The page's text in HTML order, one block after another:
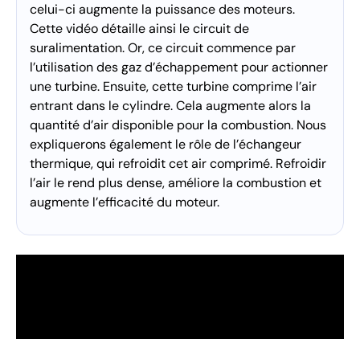
celui-ci augmente la puissance des moteurs.
Cette vidéo détaille ainsi le circuit de
suralimentation. Or, ce circuit commence par
l’utilisation des gaz d’échappement pour actionner
une turbine. Ensuite, cette turbine comprime l’air
entrant dans le cylindre. Cela augmente alors la
quantité d’air disponible pour la combustion. Nous
expliquerons également le rôle de l’échangeur
thermique, qui refroidit cet air comprimé. Refroidir
l’air le rend plus dense, améliore la combustion et
augmente l’efficacité du moteur.